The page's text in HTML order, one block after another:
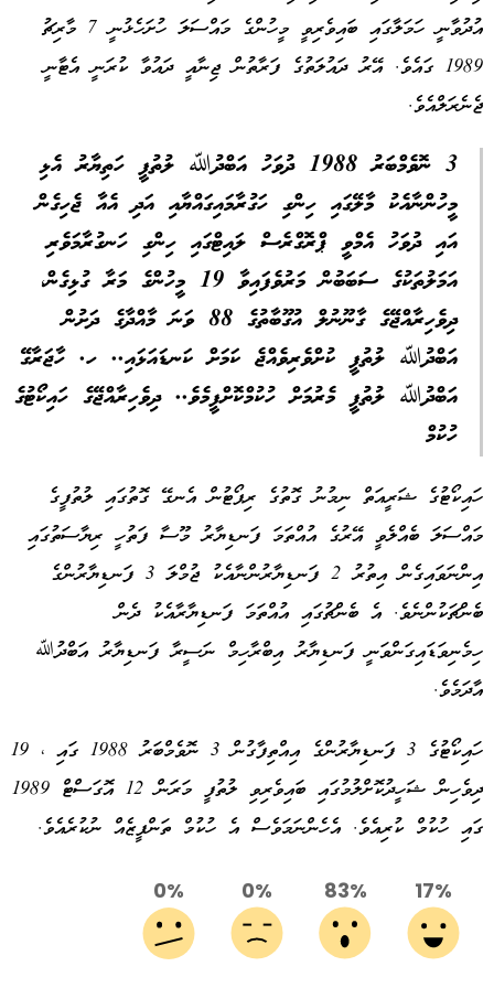
އުދުވާނީ ހަމަލާގައި ބައިވެރިވީ މީހުންގެ މައްސަލަ ހުށަހެޅުނީ 7 މާރިޗު
1989 ގައެވެ. އޭރު ދައުލަތުގެ ފަރާތުން ޖިނާއީ ދައުވާ ކުރަނީ އެޓާނީ
ޖެނެރަލްއެވެ.
3 ނޮވެމްބަރު 1988 ދުވަހު އަބްދުﷲ ލުތުފީ ހަތިޔާރު އެޅި
މީހުންނާއެކު މާލޭގައި ހިންގި ހަގުރާމައިގައްޔާއި އަދި އެއާ ޖެހިގެން
އައި ދުވަހު އެމްވީ ޕްރޮގްރެސް ލައިޓްގައި ހިންގި ހަނގުރާމަވެރި
އަމަލުތަކުގެ ސަބަބުން މަރުވެފައިވާ 19 މީހުންގެ މަރާ ގުޅިގެން،
ދިވެހިރާއްޖޭގެ ގާނޫނުލް އުގޫބާތުގެ 88 ވަނަ މާއްދާގެ ދަށުން
އަބްދުﷲ ލުތުފީ ކުށްވެރިވެއްޖެ ކަމަށް ކަނޑައަޅައި.. ހ. ހާޖަރާގޭ
އަބްދުﷲ ލުތުފީ މެރުމަށް ހުކުމްކޮށްފީމެވެ.. ދިވެހިރާއްޖޭގެ ހައިކޯޓުގެ
ހުކުމް
ހައިކޯޓުގެ ޝަރީއަތް ނިމުނު ގޮތުގެ ރިޕޯޓުން އެނގޭ ގޮތުގައި ލުތުފީގެ
މައްސަލަ ބެއްލެވީ އޭރުގެ އުއްތަމަ ފަނޑިޔާރު މޫސާ ފަތުހީ ރިޔާސަތުގައި
އިންނަވައިގެން އިތުރު 2 ފަނޑިޔާރުންނާއެކު ޖުމްލަ 3 ފަނޑިޔާރުންގެ
ބެންޗަކުންނެވެ. އެ ބެންޗުގައި އުއްތަމަ ފަނޑިޔާރާއެކު ދެން
ހިމެނިވަޑައިގަންވަނީ ފަނޑިޔާރު އިބްރާހިމް ނަސީރާ ފަނޑިޔާރު އަބްދުﷲ
އާދަމެވެ.
ހައިކޯޓުގެ 3 ފަނޑިޔާރުންގެ އިއްތިފާގުން 3 ނޮވެމްބަރު 1988 ގައި ، 19
ދިވެހިން ޝަހީދުކޮށްލުމުގައި ބައިވެރިވި ލުތުފީ މަރަން 12 އޮގަސްޓް 1989
ގައި ހުކުމް ކުރިއެވެ. އެހެންނަމަވެސް އެ ހުކުމް ތަންފީޒެއް ނުކުރެއެވެ.
17%
83%
0%
0%